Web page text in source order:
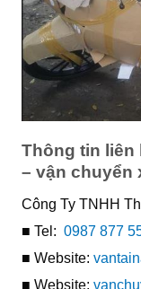
Thông tin liên
– vận chuyển
Công Ty TNHH
■ Tel: 0987 877
■ Website:
■ Website: